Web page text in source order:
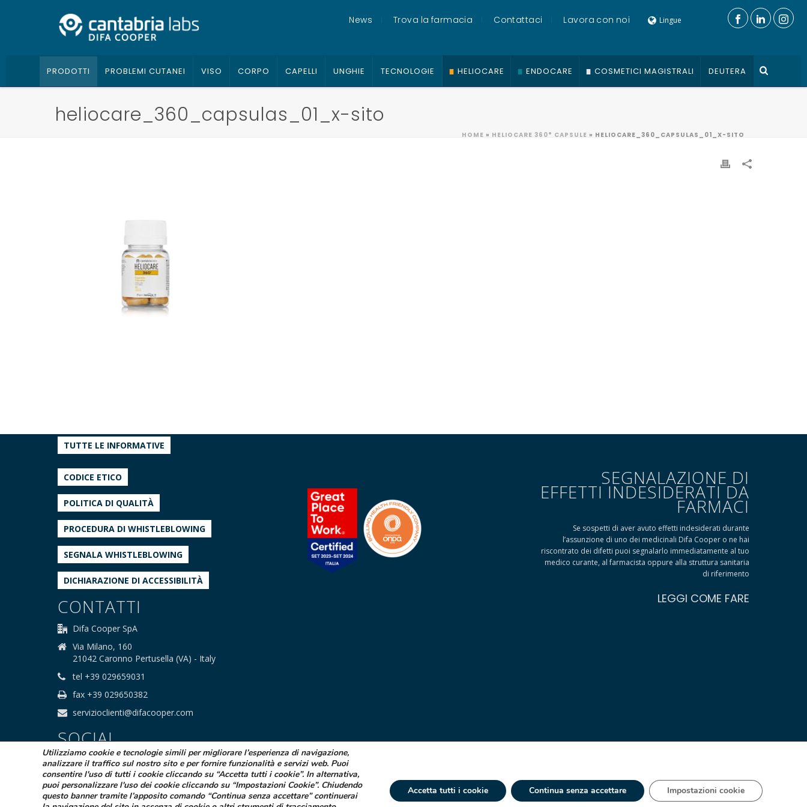
News Trova la farmacia Contattaci Lavora con noi Lingue
PRODOTTI PROBLEMI CUTANEI VISO CORPO CAPELLI UNGHIE TECNOLOGIE HELIOCARE ENDOCARE COSMETICI MAGISTRALI DEUTERA
heliocare_360_capsulas_01_x-sito
HOME » HELIOCARE 360° CAPSULE » HELIOCARE_360_CAPSULAS_01_X-SITO
TUTTE LE INFORMATIVE
CODICE ETICO
POLITICA DI QUALITÀ
PROCEDURA DI WHISTLEBLOWING
SEGNALA WHISTLEBLOWING
DICHIARAZIONE DI ACCESSIBILITÀ
CONTATTI
Difa Cooper SpA
Via Milano, 160
21042 Caronno Pertusella (VA) - Italy
tel +39 029659031
fax +39 029650382
servizioclienti@difacooper.com
SOCIAL
SEGNALAZIONE DI
EFFETTI INDESIDERATI DA
FARMACI
Se sospetti di aver avuto effetti indesiderati durante
l’assunzione di uno dei medicinali Difa Cooper o ne hai
riscontrato dei difetti puoi segnalarlo immediatamente al tuo
medico curante, al farmacista oppure alla struttura sanitaria
di riferimento
LEGGI COME FARE
Utilizziamo cookie e tecnologie simili per migliorare l’esperienza di navigazione,
analizzare il traffico sul nostro sito e per fornire funzionalità e servizi web. Puoi
consentire l'uso di tutti i cookie cliccando su “Accetta tutti i cookie”. In alternativa,
puoi personalizzare l'uso dei cookie cliccando su “Impostazioni Cookie”. Chiudendo
questo banner tramite l’apposito comando “Continua senza accettare” continuerai
Accetta tutti i cookie Continua senza accettare Impostazioni cookie